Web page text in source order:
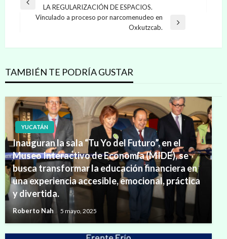
Entrada
anterior
LA REGULARIZACIÓN DE ESPACIOS.
Vinculado a proceso por narcomenudeo en
Oxkutzcab.
TAMBIÉN TE PODRÍA GUSTAR
YUCATÁN
Inauguran la sala “Tu Yo del Futuro”, en el
Museo Interactivo de Economía (MIDE), se
busca transformar la educación financiera en
una experiencia accesible, emocional, práctica
y divertida.
Roberto Nah 5 mayo, 2025